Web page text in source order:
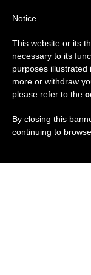
Notice
This website or its
necessary to its
purposes illustrated
more or withdraw
please refer to the
By closing this
continuing to